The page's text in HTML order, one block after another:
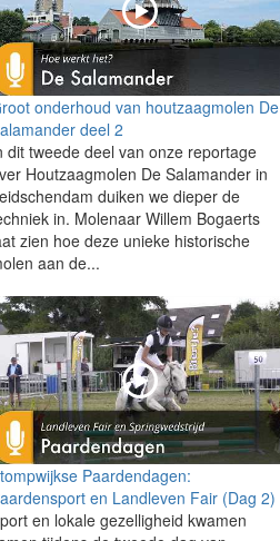
onderhoud van houtzaagmolen De
deel 2
dit tweede deel van onze reportage
Houtzaagmolen De Salamander in
duiken we dieper de
in. Molenaar Willem Bogaerts
zien hoe deze unieke historische
aan de...
Paardendagen:
en Landleven Fair (Dag 2)
en lokale gezelligheid kwamen